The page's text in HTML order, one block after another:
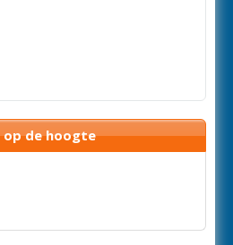
op de hoogte